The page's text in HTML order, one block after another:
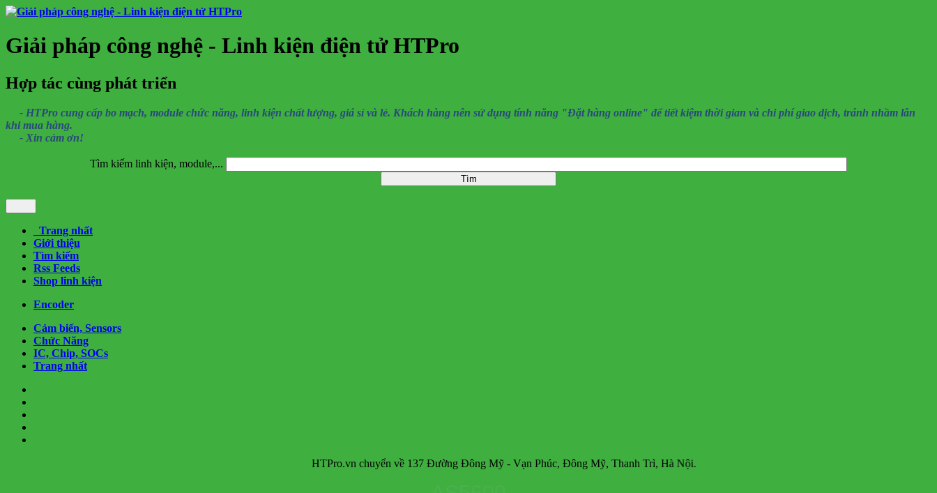
Giải pháp công nghệ - Linh kiện điện tử HTPro
Hợp tác cùng phát triển
- HTPro cung cấp bo mạch, module chức năng, linh kiện chất lượng, giá sỉ và lẻ. Khách hàng nên sử dụng tính năng "Đặt hàng online" để tiết kiệm thời gian và chi phí giao dịch, tránh nhầm lẫn
khi mua hàng.
- Xin cảm ơn!
Tìm kiếm linh kiện, module,...
Trang nhất
Giới thiệu
Tìm kiếm
Rss Feeds
Shop linh kiện
Encoder
Cảm biến, Sensors
Chức Năng
IC, Chip, SOCs
Trang nhất
HTPro.vn chuyển về 137 Đường Đông Mỹ - Vạn Phúc, Đông Mỹ, Thanh Trì, Hà Nội.